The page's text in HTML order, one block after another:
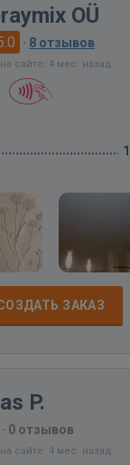
OÜ
· 8 отзывов
сайте: 4 мес. назад
ЗАКАЗ
P.
· 0 отзывов
сайте: 4 мес. назад